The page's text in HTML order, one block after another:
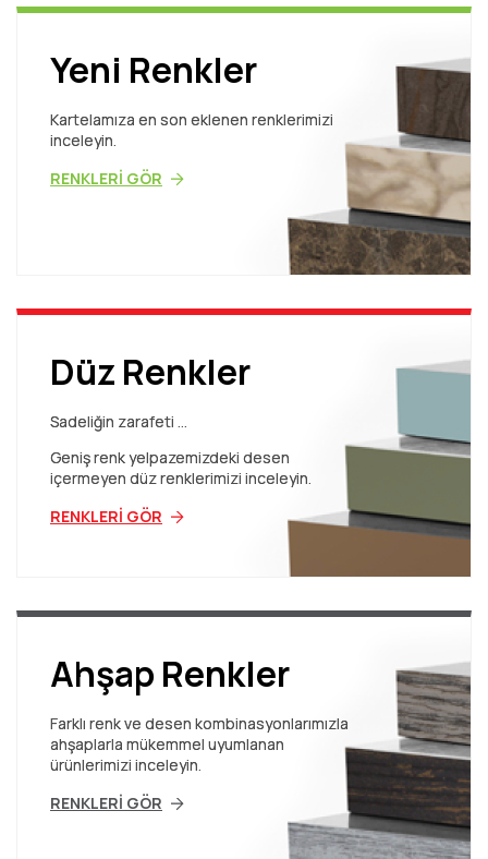
Yeni Renkler
Kartelamıza en son eklenen renklerimizi
inceleyin.
RENKLERİ GÖR
Düz Renkler
Sadeliğin zarafeti …
Geniş renk yelpazemizdeki desen
içermeyen düz renklerimizi inceleyin.
RENKLERİ GÖR
Ahşap Renkler
Farklı renk ve desen kombinasyonlarımızla
ahşaplarla mükemmel uyumlanan
ürünlerimizi inceleyin.
RENKLERİ GÖR